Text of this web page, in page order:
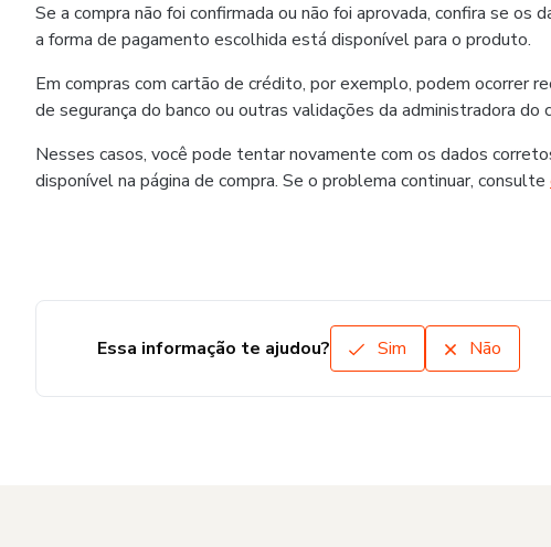
Se a compra não foi confirmada ou não foi aprovada, confira se
a forma de pagamento escolhida está disponível para o produto.
Em compras com cartão de crédito, por exemplo, podem ocorrer
de segurança do banco ou outras validações da administradora do
Nesses casos, você pode tentar novamente com os dados
disponível na página de compra. Se o problema continuar, consulte
Essa informação te ajudou? Sim Não